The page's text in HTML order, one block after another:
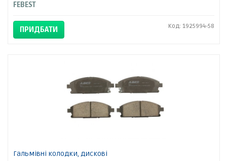
FEBEST
ПРИДБАТИ Код: 1925994-58
Гальмівні колодки, дискові